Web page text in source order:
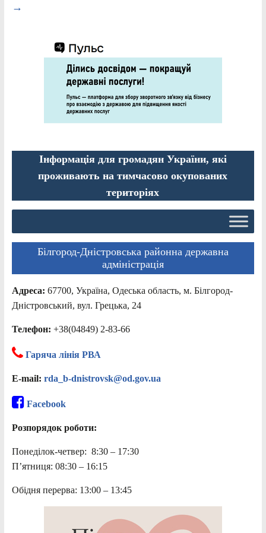
→
Інформація для громадян України, які
проживають на тимчасово окупованих
територіях
Білгород-Дністровська районна державна
адміністрація
Адреса: 67700, Україна, Одеська область, м. Білгород-
Дністровський, вул. Грецька, 24
Телефон: +38(04849) 2-83-66
Гаряча лінія РВА
E-mail: rda_b-dnistrovsk@od.gov.ua
Facebook
Розпорядок роботи:
Понеділок-четвер: 8:30 – 17:30
П’ятниця: 08:30 – 16:15
Обідня перерва: 13:00 – 13:45